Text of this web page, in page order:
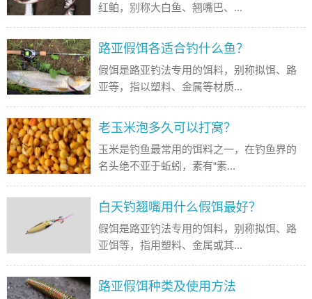
红鲌，别称大白鱼、翘嘴巴、...
路亚假饵各适合钓什么鱼？
假饵是路亚钓法专用的饵料，别称拟饵、路
亚等，指以塑料、金属等材质...
老玉米泡多久可以打窝？
玉米是钓鱼最常用的饵料之一，在钓鱼界的
名头绝不亚于蚯蚓，素有“素...
白天钓翘嘴用什么假饵最好？
假饵是路亚钓法专用的饵料，别称拟饵、路
亚饵等，指用塑料、金属或其...
路亚假饵种类及使用方法